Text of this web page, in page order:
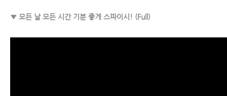
▼ 모든 날 모든 시간 기분 좋게 스파이시! (Full)